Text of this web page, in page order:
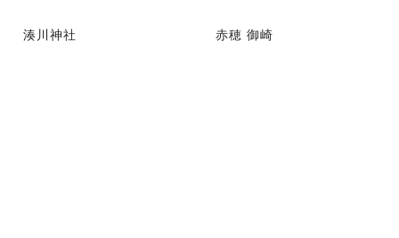
湊川神社 赤穂 御崎